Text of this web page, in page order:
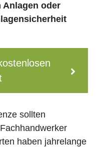
Anlagen oder
sollten
haben jahrelange